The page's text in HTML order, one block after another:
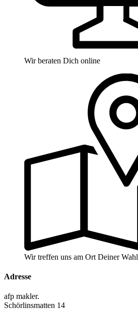
Wir beraten Dich online
Wir treffen uns am Ort Deiner Wahl
Adresse
afp makler.
Schörlinsmatten 14